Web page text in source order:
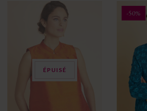
ÉPUISÉ
-50%